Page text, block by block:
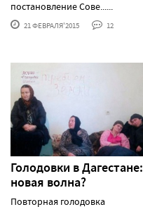
постановление Сове......
21 ФЕВРАЛЯ'2015 12
Голодовки в Дагестане:
новая волна?
Повторная голодовка